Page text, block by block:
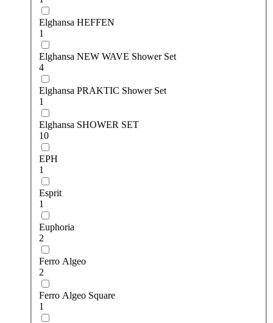
Elghansa HEFFEN
1
Elghansa NEW WAVE Shower Set
4
Elghansa PRAKTIC Shower Set
1
Elghansa SHOWER SET
10
EPH
1
Esprit
1
Euphoria
2
Ferro Algeo
2
Ferro Algeo Square
1